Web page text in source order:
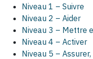
Niveau 1 – Suivre
Niveau 2 – Aider
Niveau 3 – Mettre
Niveau 4 – Activer
Niveau 5 –